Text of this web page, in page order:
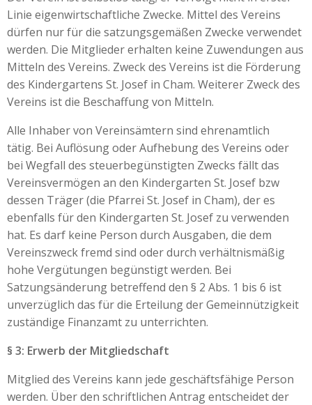
Linie eigenwirtschaftliche Zwecke. Mittel des Vereins
dürfen nur für die satzungsgemäßen Zwecke verwendet
werden. Die Mitglieder erhalten keine Zuwendungen aus
Mitteln des Vereins. Zweck des Vereins ist die Förderung
des Kindergartens St. Josef in Cham. Weiterer Zweck des
Vereins ist die Beschaffung von Mitteln.
Alle Inhaber von Vereinsämtern sind ehrenamtlich
tätig. Bei Auflösung oder Aufhebung des Vereins oder
bei Wegfall des steuerbegünstigten Zwecks fällt das
Vereinsvermögen an den Kindergarten St. Josef bzw
dessen Träger (die Pfarrei St. Josef in Cham), der es
ebenfalls für den Kindergarten St. Josef zu verwenden
hat. Es darf keine Person durch Ausgaben, die dem
Vereinszweck fremd sind oder durch verhältnismäßig
hohe Vergütungen begünstigt werden. Bei
Satzungsänderung betreffend den § 2 Abs. 1 bis 6 ist
unverzüglich das für die Erteilung der Gemeinnützigkeit
zuständige Finanzamt zu unterrichten.
§ 3: Erwerb der Mitgliedschaft
Mitglied des Vereins kann jede geschäftsfähige Person
werden. Über den schriftlichen Antrag entscheidet der